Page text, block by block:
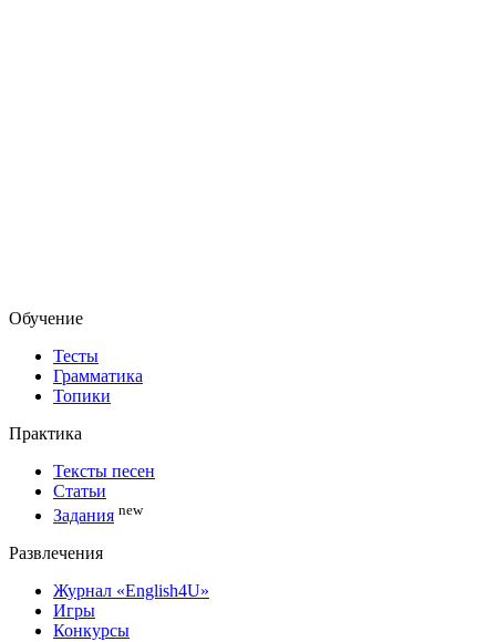
Обучение
Тесты
Грамматика
Топики
Практика
Тексты песен
Статьи
Задания new
Развлечения
Журнал «English4U»
Игры
Конкурсы